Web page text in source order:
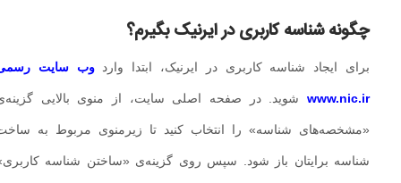
چگونه شناسه کاربری در ایرنیک بگیرم؟
برای ایجاد شناسه کاربری در ایرنیک، ابتدا واردوب‌ سایت رسمی
www.nic.irشوید. در صفحه اصلی سایت، از منوی بالایی گزینه‌ی
«مشخصه‌های شناسه» را انتخاب کنید تا زیرمنوی مربوط به ساخت
شناسه برایتان باز شود. سپس روی گزینه‌ی «ساختن شناسه کاربری»